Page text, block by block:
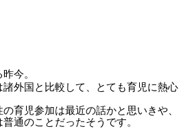
今。
外国と比較して、とても育児に熱心
育児参加は最近の話かと思いきや、
通のことだったそうです。